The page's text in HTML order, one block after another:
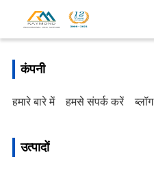
कंपनी
हमारे बारे में हमसे संपर्क करें ब्लॉग
उत्पादों